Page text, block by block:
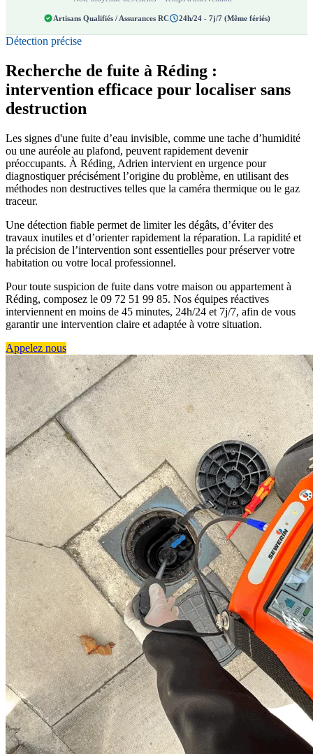
Artisans Qualifiés / Assurances RC 24h/24 - 7j/7 (Même fériés)
Détection précise
Recherche de fuite à Réding :
intervention efficace pour localiser sans
destruction
Les signes d'une fuite d’eau invisible, comme une tache d’humidité
ou une auréole au plafond, peuvent rapidement devenir
préoccupants. À Réding, Adrien intervient en urgence pour
diagnostiquer précisément l’origine du problème, en utilisant des
méthodes non destructives telles que la caméra thermique ou le gaz
traceur.
Une détection fiable permet de limiter les dégâts, d’éviter des
travaux inutiles et d’orienter rapidement la réparation. La rapidité et
la précision de l’intervention sont essentielles pour préserver votre
habitation ou votre local professionnel.
Pour toute suspicion de fuite dans votre maison ou appartement à
Réding, composez le 09 72 51 99 85. Nos équipes réactives
interviennent en moins de 45 minutes, 24h/24 et 7j/7, afin de vous
garantir une intervention claire et adaptée à votre situation.
Appelez nous